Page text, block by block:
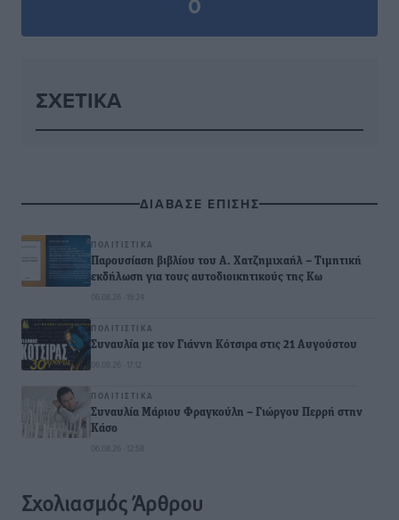
ΣΧΕΤΙΚΆ
ΔΙΑΒΑΣΕ ΕΠΙΣΗΣ
ΠΟΛΙΤΙΣΤΙΚΆ
Παρουσίαση βιβλίου του Α. Χατζημιχαήλ – Τιμητική
εκδήλωση για τους αυτοδιοικητικούς της Κω
06.08.26 · 19:24
ΠΟΛΙΤΙΣΤΙΚΆ
Συναυλία με τον Γιάννη Κότσιρα στις 21 Αυγούστου
06.08.26 · 17:12
ΠΟΛΙΤΙΣΤΙΚΆ
Συναυλία Μάριου Φραγκούλη – Γιώργου Περρή στην
Κάσο
Σχολιασμός Άρθρου